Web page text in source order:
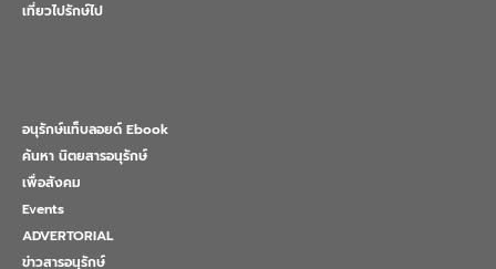
เที่ยวไปรักษ์ไป
อนุรักษ์แท็บลอยด์ Ebook
ค้นหา นิตยสารอนุรักษ์
เพื่อสังคม
Events
ADVERTORIAL
ข่าวสารอนุรักษ์